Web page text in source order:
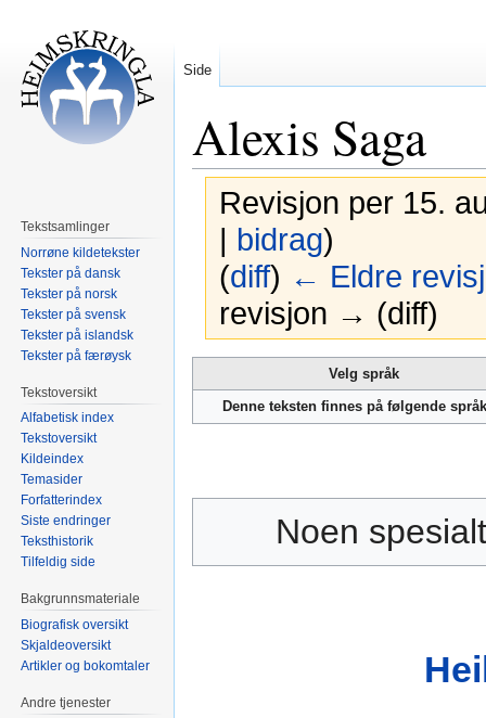
Alexis Saga
Revisjon per 15.
| bidrag)
(diff) ← Eldre
revisjon → (diff)
til
navigering
til
Velg språk
Denne teksten finnes på følgende
Noen
Side
Tekstsamlinger
Norrøne kildetekster
Tekster på dansk
Tekster på norsk
Tekster på svensk
Tekster på islandsk
Tekster på færøysk
Tekstoversikt
Alfabetisk index
Tekstoversikt
Kildeindex
Temasider
Forfatterindex
Siste endringer
Teksthistorik
Tilfeldig side
Bakgrunnsmateriale
Biografisk oversikt
Skjaldeoversikt
Artikler og bokomtaler
Andre tjenester